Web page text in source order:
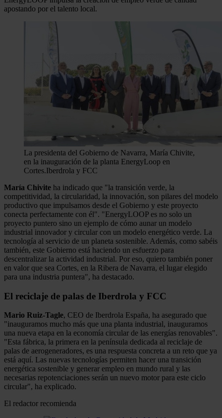
apostando por el talento local.
La presidenta del Gobierno de Navarra, María Chivite,
en la inauguración de la planta EnergyLoop en
Cortes.Iberdrola y FCC
María Chivite ha indicado que "la transición verde, la
competitividad, la circularidad, la innovación, son pilares del modelo
productivo que impulsamos desde el Gobierno y este proyecto
conecta perfectamente con él". "EnergyLOOP es no solo un
proyecto puntero sino un ejemplo de cómo aunar un modelo
industrial innovador y circular con un modelo energético verde. La
tecnología al servicio de un planeta sostenible. Además, como sabéis
también, este Gobierno está haciendo un esfuerzo para
descentralizar la actividad industrial. Por eso, quiero también poner
en valor que sea Cortes, en la Ribera de Navarra, el lugar elegido
para una industria puntera", ha destacado.
El reciclaje de palas de Iberdrola y FCC
Mario Ruiz-Tagle, CEO de Iberdrola España, ha asegurado que
"inauguramos mucho más que una planta industrial, inauguramos
una nueva etapa en la economía circular de las energías renovables".
"Esta fábrica, la primera en la península dedicada al reciclaje de
palas de aerogeneradores, es una respuesta concreta a un reto que ya
está aquí. Las nuevas tecnologías permiten hacer una transición
energética sostenible y generar empleo en mundo rural y las
necesarias repotenciaciones serán un nuevo motor para este ciclo
circular", ha explicado.
El redactor recomienda